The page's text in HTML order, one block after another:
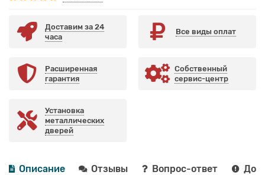
Доставим за 24
часа
Все виды оплат
Расширенная
гарантия
Собственный
сервис-центр
Установка
металлических
дверей
Описание Отзывы Вопрос-ответ